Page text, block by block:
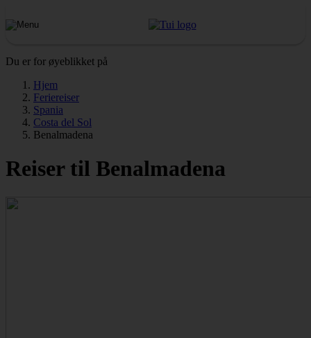
Du er for øyeblikket på
Hjem
Feriereiser
Spania
Costa del Sol
Benalmadena
Reiser til Benalmadena